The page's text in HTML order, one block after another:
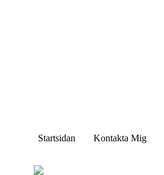
Startsidan Kontakta Mig